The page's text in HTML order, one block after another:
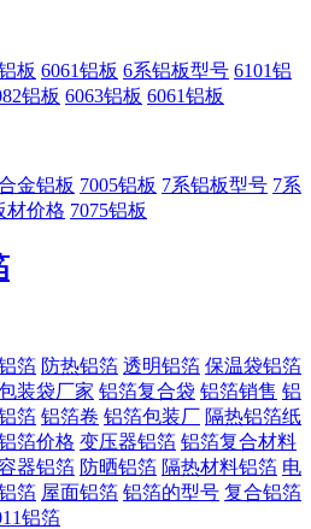
板 6061铝板 6系铝板型号 6101铝
铝板 6063铝板 6061铝板
金铝板 7005铝板 7系铝板型号 7系
材价格 7075铝板
箔 防热铝箔 透明铝箔 保温袋铝箔
装袋厂家 铝箔复合袋 铝箔销售 铝
箔 铝箔卷 铝箔包装厂 隔热铝箔纸
箔价格 变压器铝箔 铝箔复合材料
器铝箔 防晒铝箔 隔热材料铝箔 电
箔 屋面铝箔 铝箔的型号 复合铝箔
铝箔